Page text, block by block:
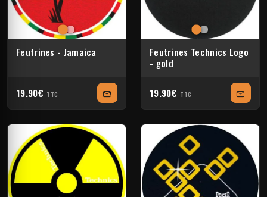
Feutrines - Jamaica
19.90€ TTC
Feutrines Technics Logo
- gold
19.90€ TTC